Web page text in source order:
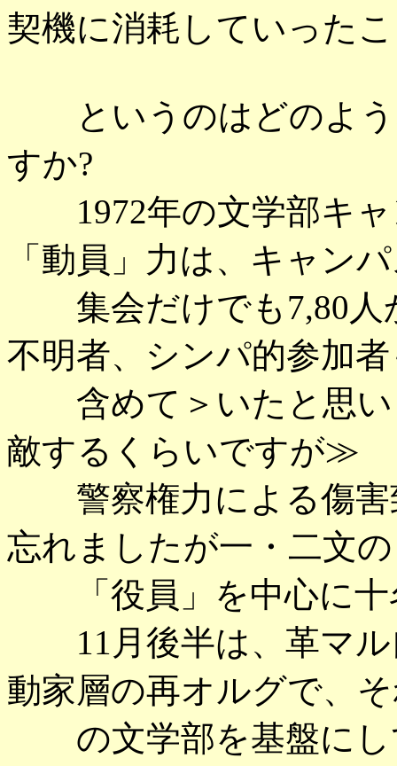
契機に消耗していった
というのはどのよう
すか?
1972年の文学部キャ
「動員」力は、キャン
集会だけでも7,80人
不明者、シンパ的参加
含めて＞いたと思い
敵するくらいですが≫
警察権力による傷害
忘れましたが一・二文
「役員」を中心に十
11月後半は、革マル
動家層の再オルグで、
の文学部を基盤にし